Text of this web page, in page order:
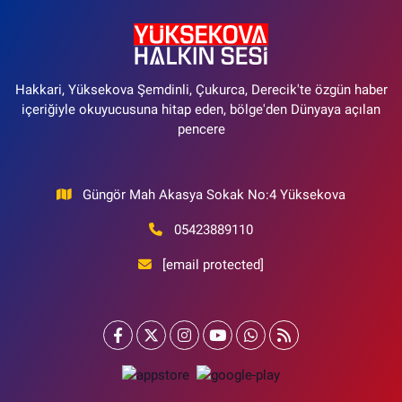
Hakkari, Yüksekova Şemdinli, Çukurca, Derecik'te özgün haber
içeriğiyle okuyucusuna hitap eden, bölge'den Dünyaya açılan
pencere
Güngör Mah Akasya Sokak No:4 Yüksekova
05423889110
[email protected]